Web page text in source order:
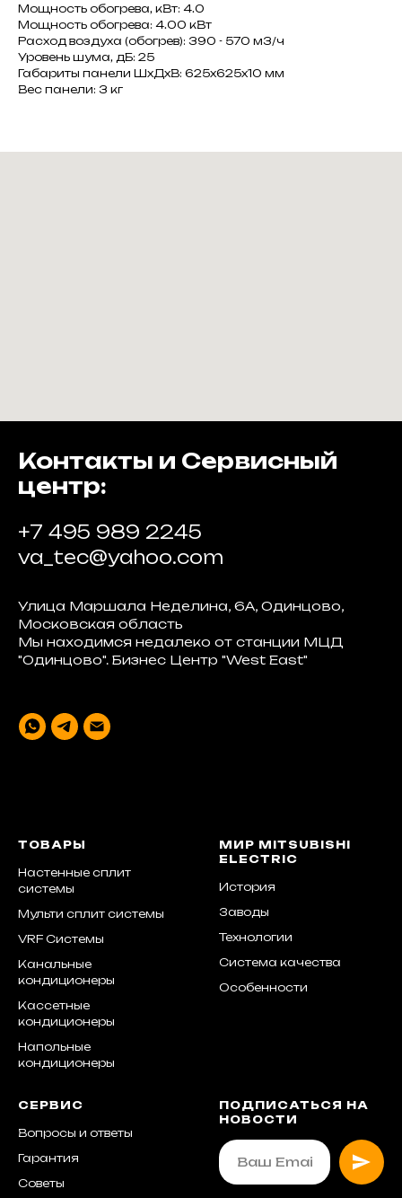
Мощность обогрева, кВт: 4.0
Мощность обогрева: 4.00 кВт
Расход воздуха (обогрев): 390 - 570 м3/ч
Уровень шума, дБ: 25
Габариты панели ШxДxВ: 625x625x10 мм
Вес панели: 3 кг
Контакты и Сервисный
центр:
+7 495 989 2245
va_tec@yahoo.com
Улица Маршала Неделина, 6А, Одинцово,
Московская область
Мы находимся недалеко от станции МЦД
"Одинцово". Бизнес Центр "West East"
ТОВАРЫ
Настенные сплит
системы
Мульти сплит системы
VRF Системы
Канальные
кондиционеры
Кассетные
кондиционеры
Напольные
кондиционеры
МИР MITSUBISHI
ELECTRIC
История
Заводы
Технологии
Система качества
Особенности
СЕРВИС
Вопросы и ответы
Гарантия
Советы
ПОДПИСАТЬСЯ НА
НОВОСТИ